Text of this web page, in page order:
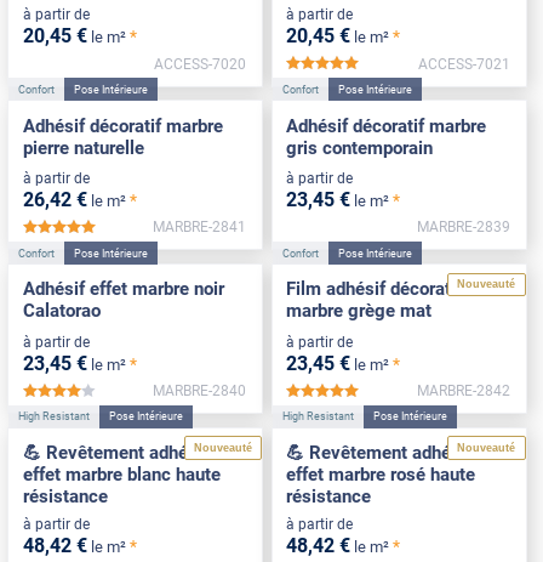
à partir de
20,45 € le m² *
ACCESS-7020
à partir de
20,45 € le m² *
ACCESS-7021
Confort Pose Intérieure
Adhésif décoratif marbre
pierre naturelle
à partir de
26,42 € le m² *
*****
MARBRE-2841
Confort Pose Intérieure
Adhésif décoratif marbre
gris contemporain
à partir de
23,45 € le m² *
MARBRE-2839
Confort Pose Intérieure
Adhésif effet marbre noir
Calatorao
à partir de
23,45 € le m² *
*****
MARBRE-2840
Nouveauté
Confort Pose Intérieure
Film adhésif décoratif effet
marbre grège mat
à partir de
23,45 € le m² *
MARBRE-2842
Nouveauté
High Resistant Pose Intérieure
💪 Revêtement adhésif
effet marbre blanc haute
résistance
à partir de
48,42 € le m² *
Nouveauté
High Resistant Pose Intérieure
💪 Revêtement adhésif
effet marbre rosé haute
résistance
à partir de
48,42 € le m² *